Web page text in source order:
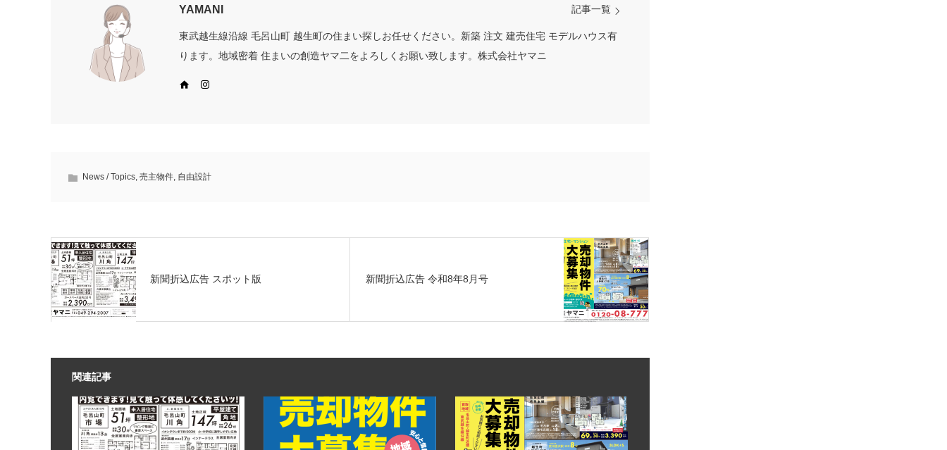
YAMANI 記事一覧
東武越生線沿線 毛呂山町 越生町の住まい探しお任せください。新築 注文 建売住宅 モデルハウス有
ります。地域密着 住まいの創造ヤマ二をよろしくお願い致します。株式会社ヤマニ
Web siteInstagram
News / Topics, 売主物件, 自由設計
新聞折込広告 スポット版 新聞折込広告 令和8年8月号
関連記事